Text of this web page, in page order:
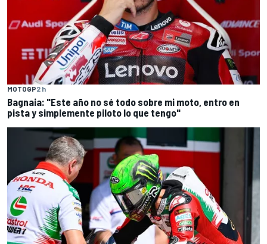
MOTOGP2 h
Bagnaia: "Este año no sé todo sobre mi moto, entro en
pista y simplemente piloto lo que tengo"